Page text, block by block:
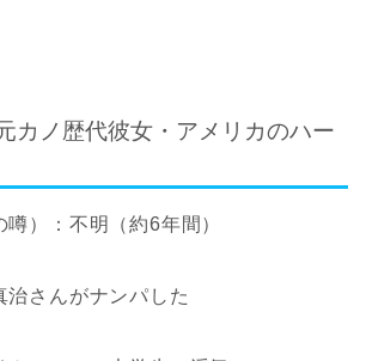
カノ歴代彼女・アメリカのハー
噂） ：不明（約6年間）
治さんがナンパした